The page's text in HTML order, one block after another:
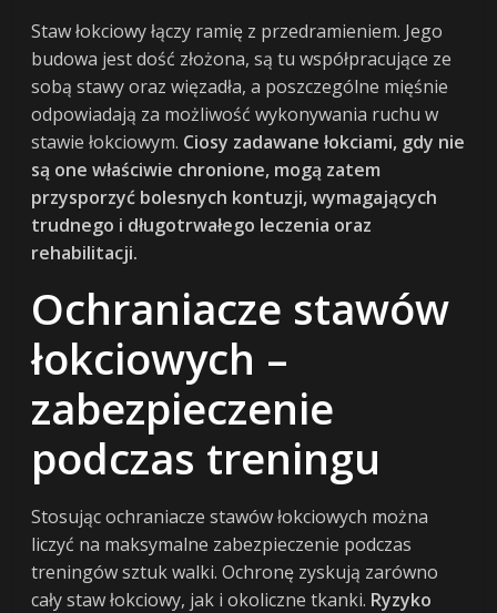
Staw łokciowy łączy ramię z przedramieniem. Jego
budowa jest dość złożona, są tu współpracujące ze
sobą stawy oraz więzadła, a poszczególne mięśnie
odpowiadają za możliwość wykonywania ruchu w
stawie łokciowym. Ciosy zadawane łokciami, gdy nie
są one właściwie chronione, mogą zatem
przysporzyć bolesnych kontuzji, wymagających
trudnego i długotrwałego leczenia oraz
rehabilitacji.
Ochraniacze stawów
łokciowych –
zabezpieczenie
podczas treningu
Stosując ochraniacze stawów łokciowych można
liczyć na maksymalne zabezpieczenie podczas
treningów sztuk walki. Ochronę zyskują zarówno
cały staw łokciowy, jak i okoliczne tkanki. Ryzyko